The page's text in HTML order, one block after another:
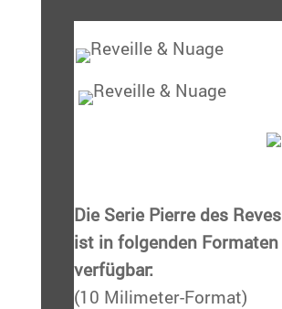
Die Serie Pierre des Reves
ist in folgenden Formaten
verfügbar:
(10 Milimeter-Format)